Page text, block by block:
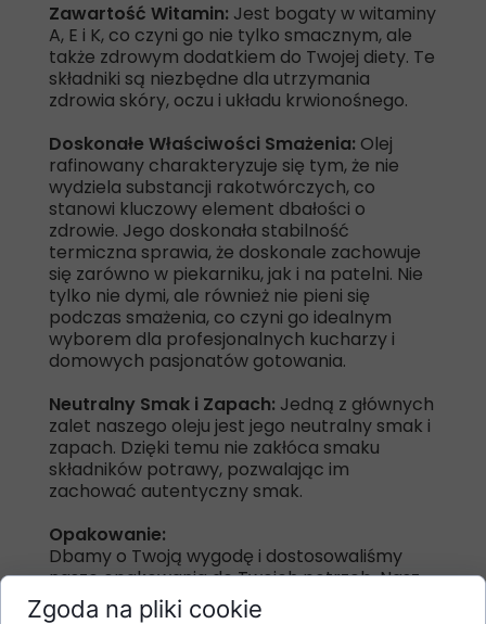
Zawartość Witamin: Jest bogaty w witaminy
A, E i K, co czyni go nie tylko smacznym, ale
także zdrowym dodatkiem do Twojej diety. Te
składniki są niezbędne dla utrzymania
zdrowia skóry, oczu i układu krwionośnego.
Doskonałe Właściwości Smażenia: Olej
rafinowany charakteryzuje się tym, że nie
wydziela substancji rakotwórczych, co
stanowi kluczowy element dbałości o
zdrowie. Jego doskonała stabilność
termiczna sprawia, że doskonale zachowuje
się zarówno w piekarniku, jak i na patelni. Nie
tylko nie dymi, ale również nie pieni się
podczas smażenia, co czyni go idealnym
wyborem dla profesjonalnych kucharzy i
domowych pasjonatów gotowania.
Neutralny Smak i Zapach: Jedną z głównych
zalet naszego oleju jest jego neutralny smak i
zapach. Dzięki temu nie zakłóca smaku
składników potrawy, pozwalając im
zachować autentyczny smak.
Opakowanie:
Dbamy o Twoją wygodę i dostosowaliśmy
nasze opakowania do Twoich potrzeb. Nasz
olej jest dostępny w praktycznych butelkach
Zgoda na pliki cookie